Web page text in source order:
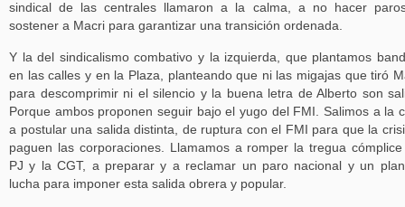
sindical de las centrales llamaron a la calma, a no hacer
sostener a Macri para garantizar una transición ordenada.
Y la del sindicalismo combativo y la izquierda, que plantamos
en las calles y en la Plaza, planteando que ni las migajas que tiró
para descomprimir ni el silencio y la buena letra de Alberto son
Porque ambos proponen seguir bajo el yugo del FMI. Salimos a la
a postular una salida distinta, de ruptura con el FMI para que la
paguen las corporaciones. Llamamos a romper la tregua
PJ y la CGT, a preparar y a reclamar un paro nacional y un
lucha para imponer esta salida obrera y popular.